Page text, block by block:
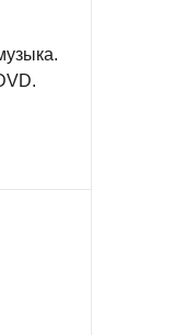
школ